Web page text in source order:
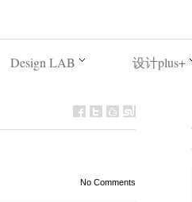
Design LAB 设计plus+
No Comments